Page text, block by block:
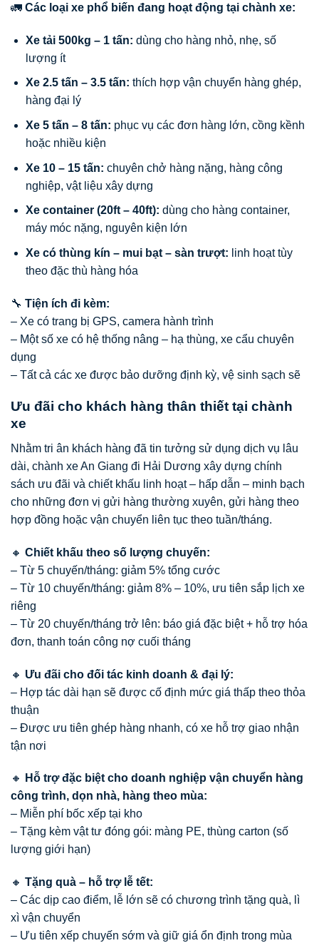
🚛 Các loại xe phổ biến đang hoạt động tại chành xe:
Xe tải 500kg – 1 tấn: dùng cho hàng nhỏ, nhẹ, số
lượng ít
Xe 2.5 tấn – 3.5 tấn: thích hợp vận chuyển hàng ghép,
hàng đại lý
Xe 5 tấn – 8 tấn: phục vụ các đơn hàng lớn, cồng kềnh
hoặc nhiều kiện
Xe 10 – 15 tấn: chuyên chở hàng nặng, hàng công
nghiệp, vật liệu xây dựng
Xe container (20ft – 40ft): dùng cho hàng container,
máy móc nặng, nguyên kiện lớn
Xe có thùng kín – mui bạt – sàn trượt: linh hoạt tùy
theo đặc thù hàng hóa
🔧 Tiện ích đi kèm:
– Xe có trang bị GPS, camera hành trình
– Một số xe có hệ thống nâng – hạ thùng, xe cẩu chuyên
dụng
– Tất cả các xe được bảo dưỡng định kỳ, vệ sinh sạch sẽ
Ưu đãi cho khách hàng thân thiết tại chành
xe
Nhằm tri ân khách hàng đã tin tưởng sử dụng dịch vụ lâu
dài, chành xe An Giang đi Hải Dương xây dựng chính
sách ưu đãi và chiết khấu linh hoạt – hấp dẫn – minh bạch
cho những đơn vị gửi hàng thường xuyên, gửi hàng theo
hợp đồng hoặc vận chuyển liên tục theo tuần/tháng.
🔸 Chiết khấu theo số lượng chuyến:
– Từ 5 chuyến/tháng: giảm 5% tổng cước
– Từ 10 chuyến/tháng: giảm 8% – 10%, ưu tiên sắp lịch xe
riêng
– Từ 20 chuyến/tháng trở lên: báo giá đặc biệt + hỗ trợ hóa
đơn, thanh toán công nợ cuối tháng
🔸 Ưu đãi cho đối tác kinh doanh & đại lý:
– Hợp tác dài hạn sẽ được cố định mức giá thấp theo thỏa
thuận
– Được ưu tiên ghép hàng nhanh, có xe hỗ trợ giao nhận
tận nơi
🔸
Hỗ trợ đặc biệt cho doanh nghiệp vận chuyển hàng
công trình, dọn nhà, hàng theo mùa:
– Miễn phí bốc xếp tại kho
– Tặng kèm vật tư đóng gói: màng PE, thùng carton (số
lượng giới hạn)
🔸 Tặng quà – hỗ trợ lễ tết:
– Các dịp cao điểm, lễ lớn sẽ có chương trình tặng quà, lì
xì vận chuyển
– Ưu tiên xếp chuyến sớm và giữ giá ổn định trong mùa